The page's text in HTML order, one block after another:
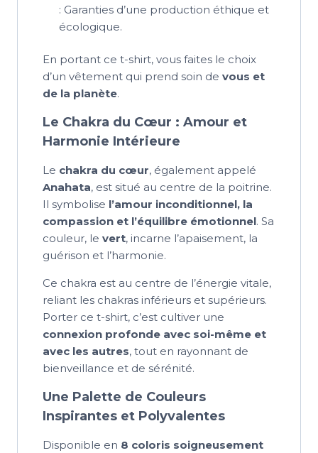
: Garanties d’une production éthique et
écologique.
En portant ce t-shirt, vous faites le choix
d’un vêtement qui prend soin de vous et
de la planète.
Le Chakra du Cœur : Amour et
Harmonie Intérieure
Le chakra du cœur, également appelé
Anahata, est situé au centre de la poitrine.
Il symbolise l’amour inconditionnel, la
compassion et l’équilibre émotionnel. Sa
couleur, le vert, incarne l’apaisement, la
guérison et l’harmonie.
Ce chakra est au centre de l’énergie vitale,
reliant les chakras inférieurs et supérieurs.
Porter ce t-shirt, c’est cultiver une
connexion profonde avec soi-même et
avec les autres, tout en rayonnant de
bienveillance et de sérénité.
Une Palette de Couleurs
Inspirantes et Polyvalentes
Disponible en 8 coloris soigneusement